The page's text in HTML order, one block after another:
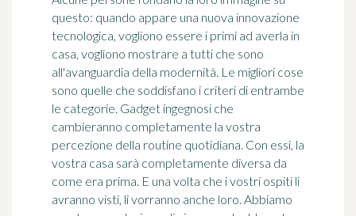
questo: quando appare una nuova innovazione
tecnologica, vogliono essere i primi ad averla in
casa, vogliono mostrare a tutti che sono
all'avanguardia della modernità. Le migliori cose
sono quelle che soddisfano i criteri di entrambe
le categorie. Gadget ingegnosi che
cambieranno completamente la vostra
percezione della routine quotidiana. Con essi, la
vostra casa sarà completamente diversa da
come era prima. E una volta che i vostri ospiti li
avranno visti, li vorranno anche loro. Abbiamo